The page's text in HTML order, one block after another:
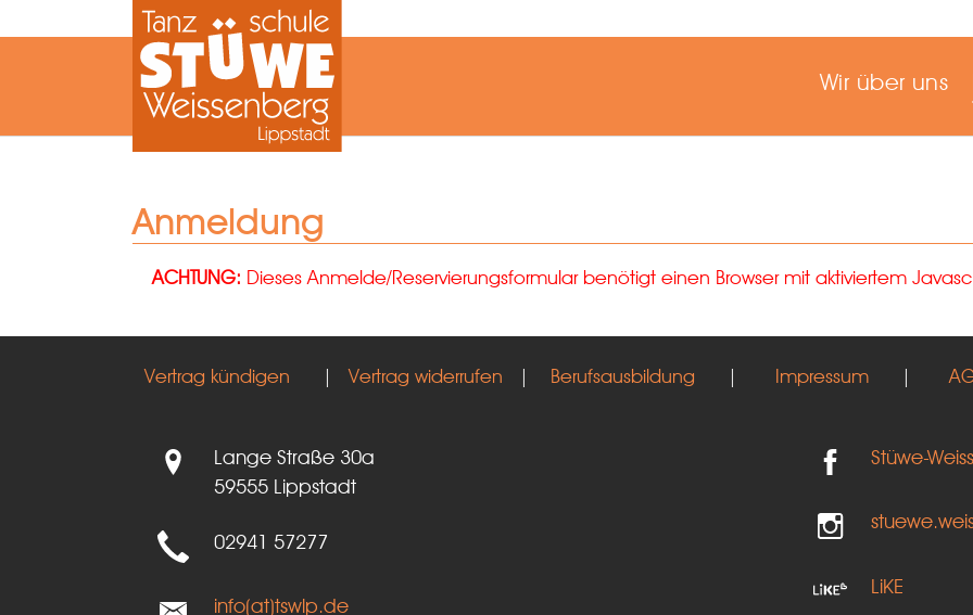
Zum Hauptinhalt springen
Wir über uns
Anmeldung
ACHTUNG: Dieses Anmelde/Reservierungsformular benötigt einen Browser mit aktiviertem
Vertrag kündigen |Vertrag widerrufen | Berufsausbildung | Impressum |
Lange Straße 30a
59555 Lippstadt
02941 57277
info(at)tswlp.de
Stüwe-
LiKE